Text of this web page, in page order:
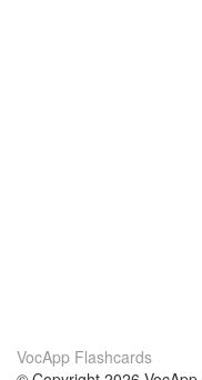
VocApp Flashcards